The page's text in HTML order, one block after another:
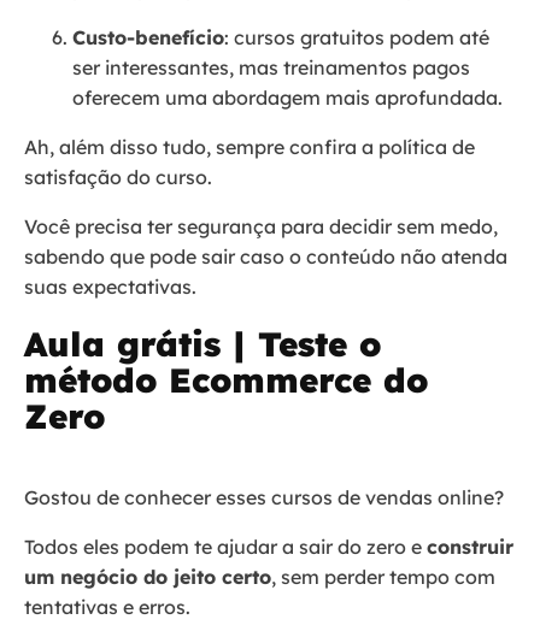
Custo-benefício: cursos gratuitos podem até
ser interessantes, mas treinamentos pagos
oferecem uma abordagem mais aprofundada.
Ah, além disso tudo, sempre confira a política de
satisfação do curso.
Você precisa ter segurança para decidir sem medo,
sabendo que pode sair caso o conteúdo não atenda
suas expectativas.
Aula grátis | Teste o
método Ecommerce do
Zero
Gostou de conhecer esses cursos de vendas online?
Todos eles podem te ajudar a sair do zero e construir
um negócio do jeito certo, sem perder tempo com
tentativas e erros.